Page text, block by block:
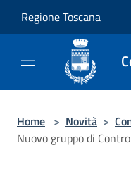
Regione Toscana
Home > Novità >
Nuovo gruppo di